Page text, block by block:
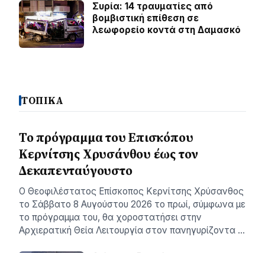
Συρία: 14 τραυματίες από
βομβιστική επίθεση σε
λεωφορείο κοντά στη Δαμασκό
ΤΟΠΙΚΑ
Το πρόγραμμα του Επισκόπου
Κερνίτσης Χρυσάνθου έως τον
Δεκαπενταύγουστο
Ο Θεοφιλέστατος Επίσκοπος Κερνίτσης Χρύσανθος
το Σάββατο 8 Αυγούστου 2026 το πρωί, σύμφωνα με
το πρόγραμμα του, θα χοροστατήσει στην
Αρχιερατική Θεία Λειτουργία στον πανηγυρίζοντα …